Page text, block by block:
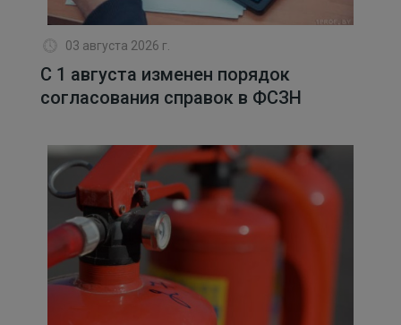
03 августа 2026 г.
С 1 августа изменен порядок
согласования справок в ФСЗН